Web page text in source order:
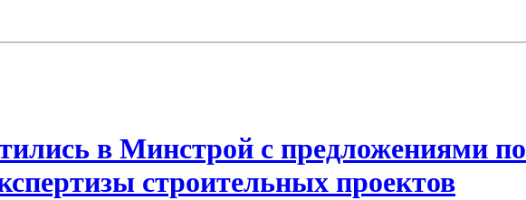
в Минстрой с предложениями по
строительных проектов